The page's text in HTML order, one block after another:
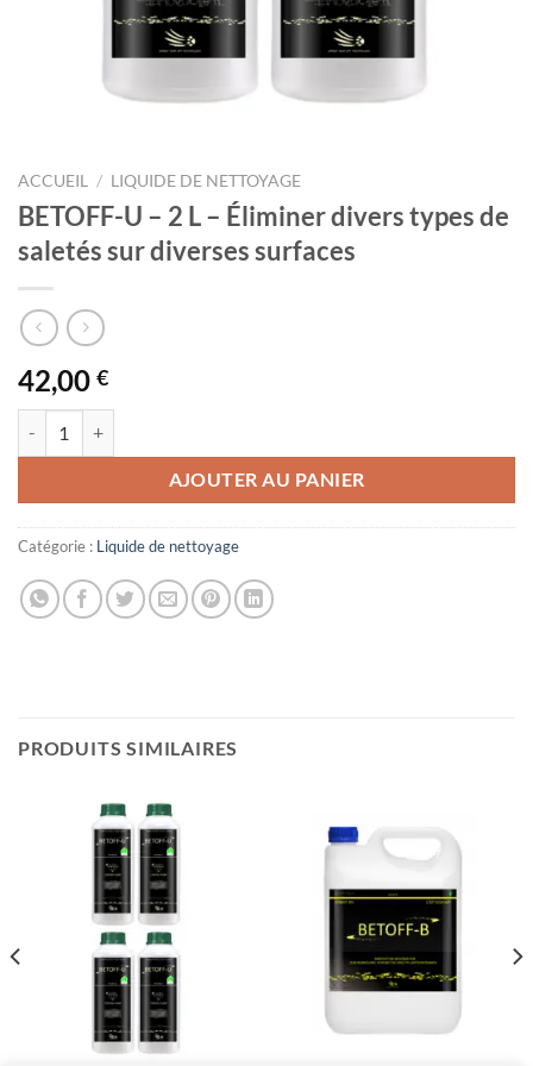
ACCUEIL / LIQUIDE DE NETTOYAGE
BETOFF-U – 2 L – Éliminer divers types de
saletés sur diverses surfaces
42,00 €
AJOUTER AU PANIER
Catégorie : Liquide de nettoyage
PRODUITS SIMILAIRES